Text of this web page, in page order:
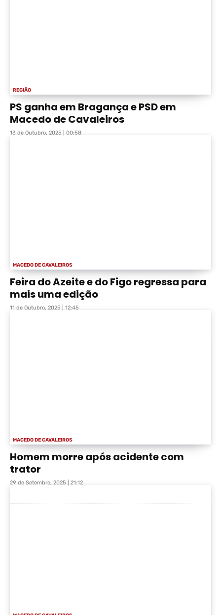
REGIÃO
PS ganha em Bragança e PSD em
Macedo de Cavaleiros
13 de Outubro, 2025 | 00:58
MACEDO DE CAVALEIROS
Feira do Azeite e do Figo regressa para
mais uma edição
11 de Outubro, 2025 | 12:45
MACEDO DE CAVALEIROS
Homem morre após acidente com
trator
29 de Setembro, 2025 | 21:12